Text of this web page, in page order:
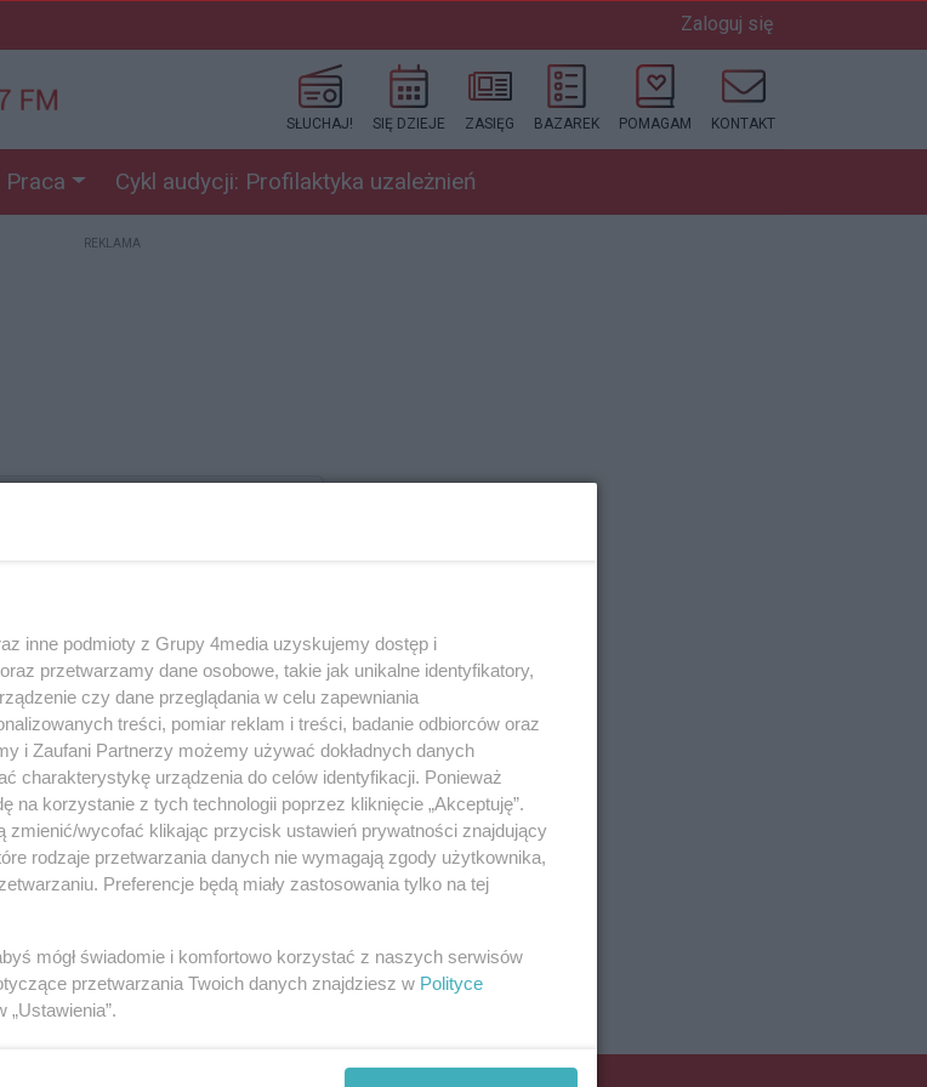
Zaloguj się
SŁUCHAJ! SIĘ DZIEJE ZASIĘG BAZAREK POMAGAM KONTAKT
Praca Cykl audycji: Profilaktyka uzależnień
REKLAMA
samochodowego.
REKLAMA
inne podmioty z Grupy 4media uzyskujemy dostęp i
przetwarzamy dane osobowe, takie jak unikalne identyfikatory,
czy dane przeglądania w celu zapewniania
treści, pomiar reklam i treści, badanie odbiorców oraz
i Zaufani Partnerzy możemy używać dokładnych danych
charakterystykę urządzenia do celów identyfikacji. Ponieważ
na korzystanie z tych technologii poprzez kliknięcie „Akceptuję”.
zmienić/wycofać klikając przycisk ustawień prywatności znajdujący
rodzaje przetwarzania danych nie wymagają zgody użytkownika,
Preferencje będą miały zastosowania tylko na tej
mógł świadomie i komfortowo korzystać z naszych serwisów
przetwarzania Twoich danych znajdziesz w Polityce
„Ustawienia”.